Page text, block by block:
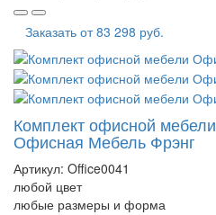
Заказать от83 298 руб.
Комплект офисной мебели
Офисная Мебель Фрэнг
Артикул: Office0041
любой цвет
любые размеры и форма